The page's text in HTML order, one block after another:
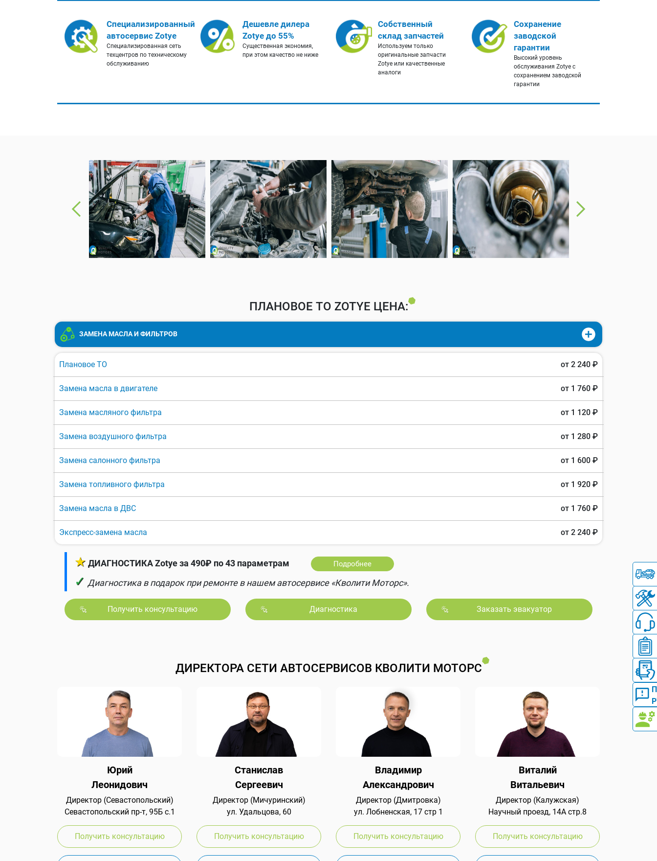
Специализированный
автосервис Zotye
Специализированная сеть
техцентров по техническому
обслуживанию
Дешевле дилера
Zotye до 55%
Существенная экономия,
при этом качество не ниже
Собственный
склад запчастей
Используем только
оригинальные запчасти
Zotye или качественные
аналоги
Сохранение
заводской
гарантии
Высокий уровень
обслуживания Zotye с
сохранением заводской
гарантии
ПЛАНОВОЕ ТО ZOTYE ЦЕНА:
ЗАМЕНА МАСЛА И ФИЛЬТРОВ
Плановое ТО от 2 240 ₽
Замена масла в двигателе от 1 760 ₽
Замена масляного фильтра от 1 120 ₽
Замена воздушного фильтра от 1 280 ₽
Замена салонного фильтра от 1 600 ₽
Замена топливного фильтра от 1 920 ₽
Замена масла в ДВС от 1 760 ₽
Экспресс-замена масла от 2 240 ₽
★ ДИАГНОСТИКА Zotye за 490₽ по 43 параметрам Подробнее
✓ Диагностика в подарок при ремонте в нашем автосервисе «Кволити Моторс».
Получить консультацию Диагностика Заказать эвакуатор
ДИРЕКТОРА СЕТИ АВТОСЕРВИСОВ КВОЛИТИ МОТОРС
Юрий
Леонидович
Директор (Севастопольский)
Севастопольский пр-т, 95Б с.1
Получить консультацию
Станислав
Сергеевич
Директор (Мичуринский)
ул. Удальцова, 60
Получить консультацию
Владимир
Александрович
Директор (Дмитровка)
ул. Лобненская, 17 стр 1
Получить консультацию
Виталий
Витальевич
Директор (Калужская)
Научный проезд, 14А стр.8
Получить консультацию